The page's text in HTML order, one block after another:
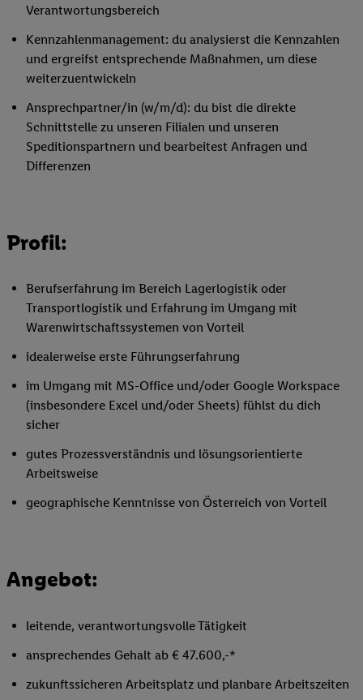
Verantwortungsbereich
Kennzahlenmanagement: du analysierst die Kennzahlen
und ergreifst entsprechende Maßnahmen, um diese
weiterzuentwickeln
Ansprechpartner/in (w/m/d): du bist die direkte
Schnittstelle zu unseren Filialen und unseren
Speditionspartnern und bearbeitest Anfragen und
Differenzen
Profil:
Berufserfahrung im Bereich Lagerlogistik oder
Transportlogistik und Erfahrung im Umgang mit
Warenwirtschaftssystemen von Vorteil
idealerweise erste Führungserfahrung
im Umgang mit MS-Office und/oder Google Workspace
(insbesondere Excel und/oder Sheets) fühlst du dich
sicher
gutes Prozessverständnis und lösungsorientierte
Arbeitsweise
geographische Kenntnisse von Österreich von Vorteil
Angebot:
leitende, verantwortungsvolle Tätigkeit
ansprechendes Gehalt ab € 47.600,-*
zukunftssicheren Arbeitsplatz und planbare Arbeitszeiten